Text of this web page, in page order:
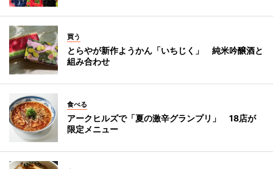
買う
とらやが新作ようかん「いちじく」 純米吟醸酒と
組み合わせ
食べる
アークヒルズで「夏の激辛グランプリ」 18店が
限定メニュー